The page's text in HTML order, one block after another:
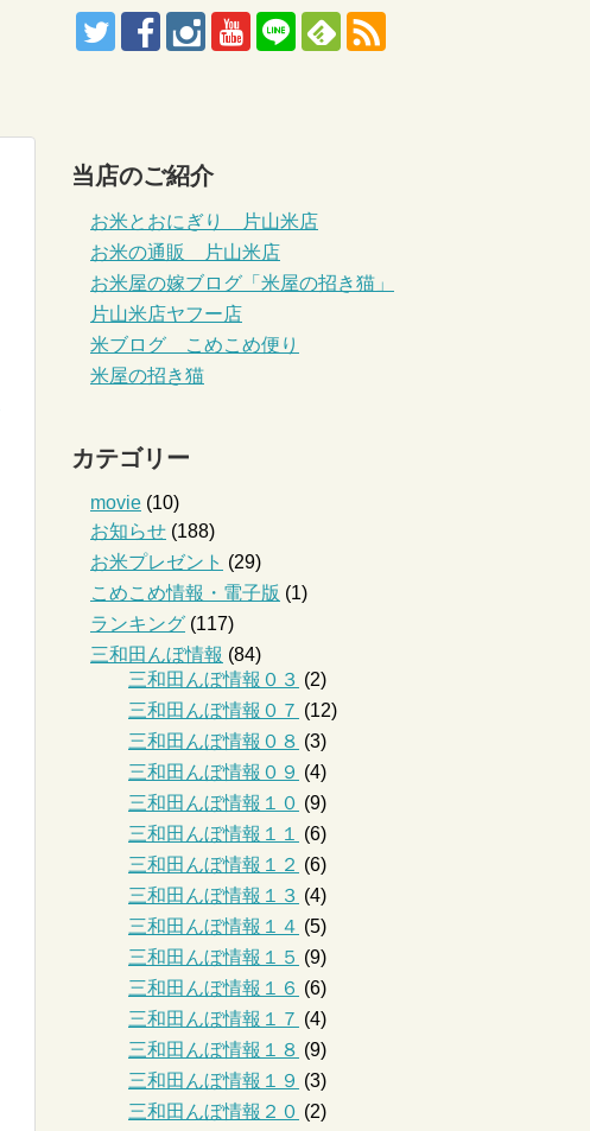
当店のご紹介
お米とおにぎり 片山米店
お米の通販 片山米店
お米屋の嫁ブログ「米屋の招き猫」
片山米店ヤフー店
米ブログ こめこめ便り
米屋の招き猫
カテゴリー
movie (10)
お知らせ (188)
お米プレゼント (29)
こめこめ情報・電子版 (1)
ランキング (117)
三和田んぼ情報 (84)
三和田んぼ情報０３ (2)
三和田んぼ情報０７ (12)
三和田んぼ情報０８ (3)
三和田んぼ情報０９ (4)
三和田んぼ情報１０ (9)
三和田んぼ情報１１
(6)
三和田んぼ情報１２ (6)
三和田んぼ情報１３ (4)
三和田んぼ情報１４ (5)
三和田んぼ情報１５ (9)
三和田んぼ情報１６ (6)
三和田んぼ情報１７ (4)
三和田んぼ情報１８ (9)
三和田んぼ情報１９ (3)
三和田んぼ情報２０ (2)